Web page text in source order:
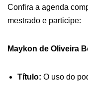
Confira a agenda
mestrado e participe:
Maykon de Oliveira
Título: O uso do